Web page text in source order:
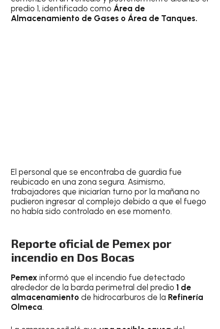
predio 1, identificado comoÁrea de
Almacenamiento de Gases o Área de Tanques.
El personal que se encontraba de guardia fue
reubicado en una zona segura. Asimismo,
trabajadores que iniciarían turno por la mañana no
pudieron ingresar al complejo debido a que el fuego
no había sido controlado en ese momento.
Reporte oficial de Pemex por
incendio en Dos Bocas
Pemex informó que el incendio fue detectado
alrededor de la barda perimetral del predio1 de
almacenamiento de hidrocarburos de la Refinería
Olmeca.